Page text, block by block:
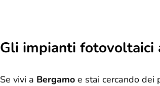
Gli impianti fotovoltaici
Se vivi a Bergamo e stai cercando dei